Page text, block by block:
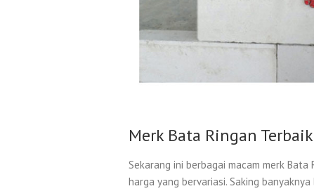
Merk Bata Ringan
Sekarang ini berbagai macam merk
harga yang bervariasi. Saking